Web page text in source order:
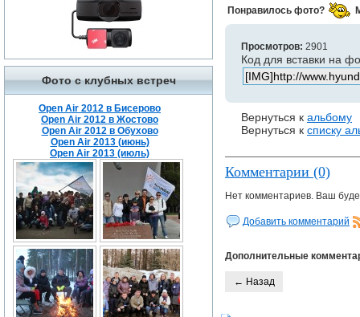
Фото с клубных встреч
Open Air 2012 в Бисерово
Open Air 2012 в Жостово
Open Air 2012 в Обухово
Open Air 2013 (июнь)
Open Air 2013 (июль)
Понравилось фото?
Просмотров: 2901
Код для вставки на
Вернуться к альбому
Вернуться к списку
Комментарии (0)
Нет комментариев. Ваш
Добавить комментарий
Дополнительные
← Назад